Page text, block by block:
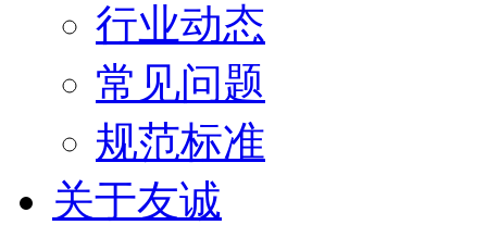
行业动态
常见问题
规范标准
关于友诚